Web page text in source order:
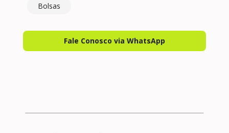
Bolsas
Fale Conosco via WhatsApp